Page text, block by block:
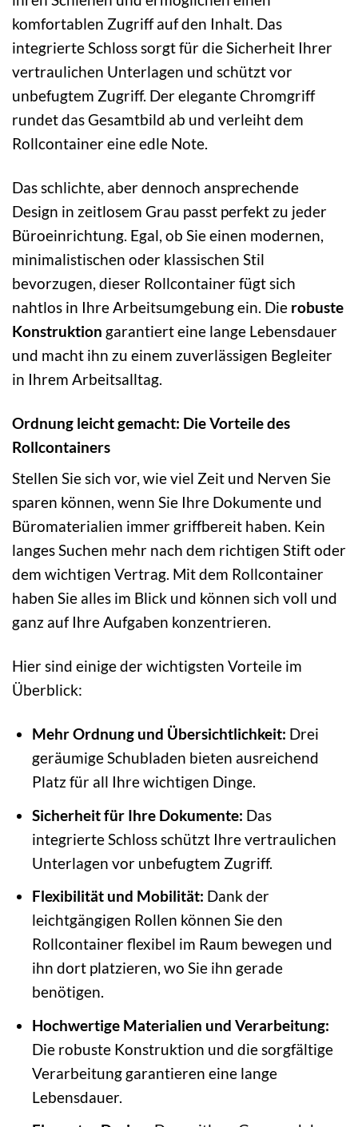
komfortablen Zugriff auf den Inhalt. Das
integrierte Schloss sorgt für die Sicherheit Ihrer
vertraulichen Unterlagen und schützt vor
unbefugtem Zugriff. Der elegante Chromgriff
rundet das Gesamtbild ab und verleiht dem
Rollcontainer eine edle Note.
Das schlichte, aber dennoch ansprechende
Design in zeitlosem Grau passt perfekt zu jeder
Büroeinrichtung. Egal, ob Sie einen modernen,
minimalistischen oder klassischen Stil
bevorzugen, dieser Rollcontainer fügt sich
nahtlos in Ihre Arbeitsumgebung ein. Die robuste
Konstruktion garantiert eine lange Lebensdauer
und macht ihn zu einem zuverlässigen Begleiter
in Ihrem Arbeitsalltag.
Ordnung leicht gemacht: Die Vorteile des
Rollcontainers
Stellen Sie sich vor, wie viel Zeit und Nerven Sie
sparen können, wenn Sie Ihre Dokumente und
Büromaterialien immer griffbereit haben. Kein
langes Suchen mehr nach dem richtigen Stift oder
dem wichtigen Vertrag. Mit dem Rollcontainer
haben Sie alles im Blick und können sich voll und
ganz auf Ihre Aufgaben konzentrieren.
Hier sind einige der wichtigsten Vorteile im
Überblick:
Mehr Ordnung und Übersichtlichkeit: Drei
geräumige Schubladen bieten ausreichend
Platz für all Ihre wichtigen Dinge.
Sicherheit für Ihre Dokumente: Das
integrierte Schloss schützt Ihre vertraulichen
Unterlagen vor unbefugtem Zugriff.
Flexibilität und Mobilität: Dank der
leichtgängigen Rollen können Sie den
Rollcontainer flexibel im Raum bewegen und
ihn dort platzieren, wo Sie ihn gerade
benötigen.
Hochwertige Materialien und Verarbeitung:
Die robuste Konstruktion und die sorgfältige
Verarbeitung garantieren eine lange
Lebensdauer.